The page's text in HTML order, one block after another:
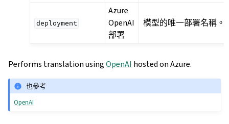
deployment
Azure
OpenAI
部署
模型的唯一部署名稱。
Performs translation usingOpenAI hosted on Azure.
也參考
OpenAI